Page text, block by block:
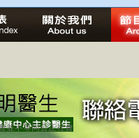
並不等同公正社會
合法化-推動多元化教育，全民學卷制